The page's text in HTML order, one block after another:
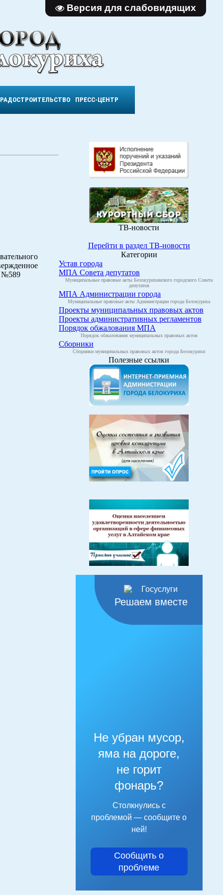
Версия для слабовидящих
ПРЕСС-ЦЕНТР
№589
ТВ-новости
Перейти в раздел ТВ-новости
Категории
Устав города
МПА Совета депутатов
Муниципальные правовые акты Белокурихинского городского Совета
депутатов
МПА Администрации города
Муниципальные правовые акты Администрации города Белокуриха
Проекты муниципальных правовых актов
Проекты административных регламентов
Порядок обжалования МПА
Порядок обжалования муниципальных правовых актов
Сборники
Сборники муниципальных правовых актов города Белокурихи
Полезные ссылки
Решаем вместе
Не убран мусор,
яма на дороге,
не горит
фонарь?
Столкнулись с
проблемой — сообщите о
ней!
Сообщить о
проблеме